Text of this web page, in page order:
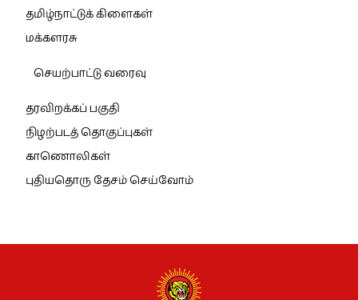
தமிழ்நாட்டுக் கிளைகள்
மக்களரசு
செயற்பாட்டு வரைவு
தரவிறக்கப் பகுதி
நிழற்படத் தொகுப்புகள்
காணொலிகள்
புதியதொரு தேசம் செய்வோம்